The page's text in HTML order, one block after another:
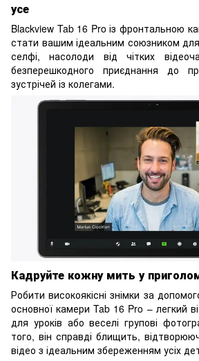
усе
Blackview Tab 16 Pro із фронтальною
стати вашим ідеальним союзником
селфі, насолоди від чітких
безперешкодного приєднання до
зустрічей із колегами.
Кадруйте кожну мить у
Робити високоякісні знімки за
основної камери Tab 16 Pro – легкий
для уроків або веселі групові
того, він справді блищить,
відео з ідеальним збереженням усіх